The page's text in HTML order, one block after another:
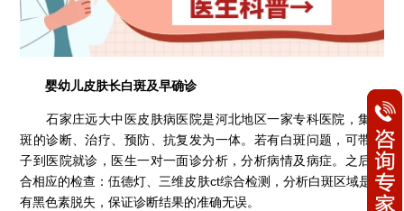
婴幼儿皮肤长白斑及早确诊
石家庄远大中医皮肤病医院是河北地区一家专科医院，集白
斑的诊断、治疗、预防、抗复发为一体。若有白斑问题，可带孩
子到医院就诊，医生一对一面诊分析，分析病情及病症。之后结
合相应的检查：伍德灯、三维皮肤ct综合检测，分析白斑区域是否
有黑色素脱失，保证诊断结果的准确无误。